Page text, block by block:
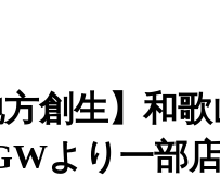
方創生】和
より一部